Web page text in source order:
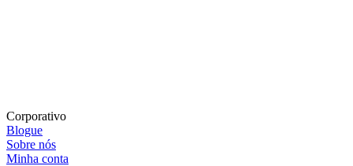
Corporativo
Blogue
Sobre nós
Minha conta